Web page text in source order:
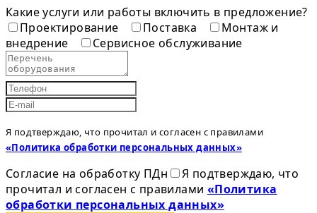
Какие услуги или работы включить в предложение?
Проектирование
Поставка
Монтаж и
внедрение
Сервисное обслуживание
Я подтверждаю, что прочитал и согласен с правилами
«Политика обработки персональных данных»
Согласие на обработку ПДн
Я подтверждаю, что
прочитал и согласен с правилами «Политика
обработки персональных данных»